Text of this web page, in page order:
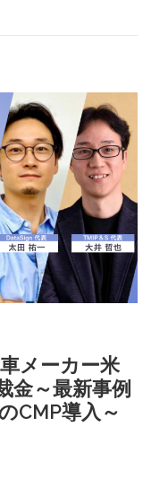
メーカー米
金～最新事例
CMP導入～